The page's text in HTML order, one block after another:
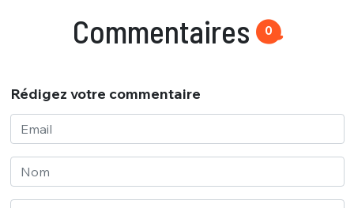
Commentaires 0
Rédigez votre commentaire